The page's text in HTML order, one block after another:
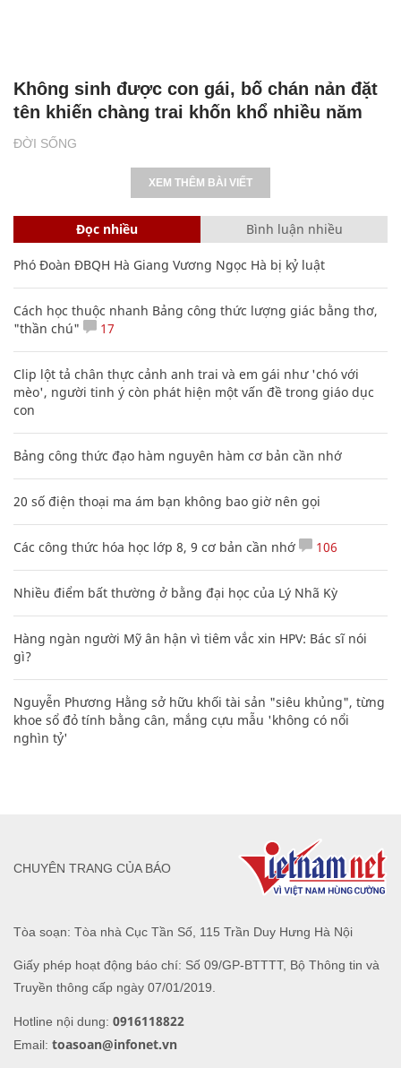
ĐỜI SỐNG
Không sinh được con gái, bố chán nản đặt
tên khiến chàng trai khốn khổ nhiều năm
XEM THÊM BÀI VIẾT
Đọc nhiều Bình luận nhiều
Phó Đoàn ĐBQH Hà Giang Vương Ngọc Hà bị kỷ luật
Cách học thuộc nhanh Bảng công thức lượng giác bằng thơ,
"thần chú"
17
Clip lột tả chân thực cảnh anh trai và em gái như 'chó với
mèo', người tinh ý còn phát hiện một vấn đề trong giáo dục
con
Bảng công thức đạo hàm nguyên hàm cơ bản cần nhớ
20 số điện thoại ma ám bạn không bao giờ nên gọi
Các công thức hóa học lớp 8, 9 cơ bản cần nhớ 106
Nhiều điểm bất thường ở bằng đại học của Lý Nhã Kỳ
Hàng ngàn người Mỹ ân hận vì tiêm vắc xin HPV: Bác sĩ nói
gì?
Nguyễn Phương Hằng sở hữu khối tài sản "siêu khủng", từng
khoe sổ đỏ tính bằng cân, mắng cựu mẫu 'không có nổi
nghìn tỷ'
Tòa soạn: Tòa nhà Cục Tần Số, 115 Trần Duy Hưng Hà Nội
Giấy phép hoạt động báo chí: Số 09/GP-BTTTT, Bộ Thông tin và
Truyền thông cấp ngày 07/01/2019.
Hotline nội dung: 0916118822
Email: toasoan@infonet.vn
CHUYÊN TRANG CỦA BÁO